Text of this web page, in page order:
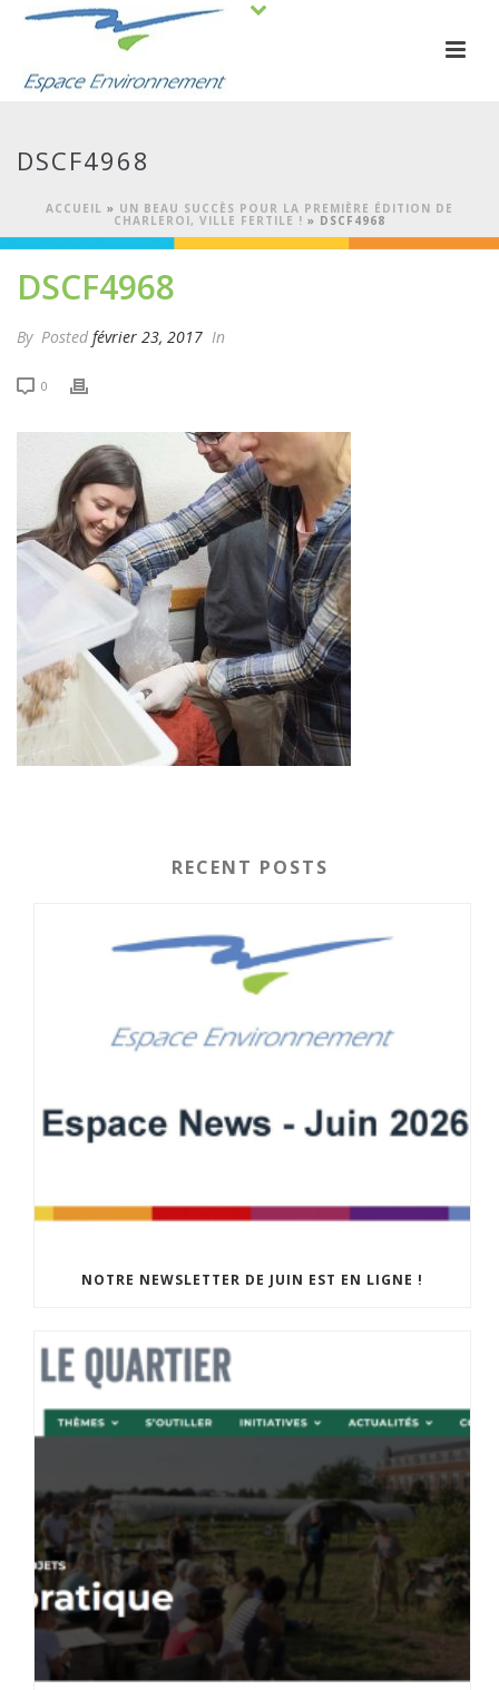
DSCF4968
ACCUEIL » UN BEAU SUCCÈS POUR LA PREMIÈRE ÉDITION DE
CHARLEROI, VILLE FERTILE ! » DSCF4968
DSCF4968
By Posted février 23, 2017 In
0
RECENT POSTS
NOTRE NEWSLETTER DE JUIN EST EN LIGNE !